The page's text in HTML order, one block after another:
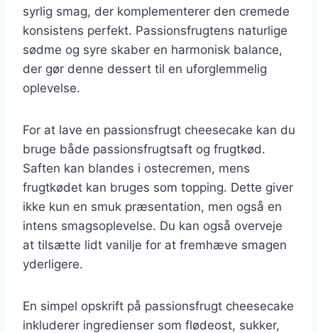
syrlig smag, der komplementerer den cremede
konsistens perfekt. Passionsfrugtens naturlige
sødme og syre skaber en harmonisk balance,
der gør denne dessert til en uforglemmelig
oplevelse.
For at lave en passionsfrugt cheesecake kan du
bruge både passionsfrugtsaft og frugtkød.
Saften kan blandes i ostecremen, mens
frugtkødet kan bruges som topping. Dette giver
ikke kun en smuk præsentation, men også en
intens smagsoplevelse. Du kan også overveje
at tilsætte lidt vanilje for at fremhæve smagen
yderligere.
En simpel opskrift på passionsfrugt cheesecake
inkluderer ingredienser som flødeost, sukker,